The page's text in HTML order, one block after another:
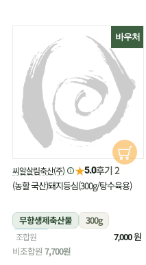
바우처
씨알살림축산(주) ★5.0후기 2
(농할 국산)돼지등심(300g/탕수육용)
무항생제축산물
300g
냉장
조합원 7,000원
비조합원 7,700원